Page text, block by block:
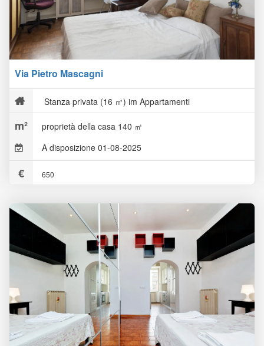
Via Pietro Mascagni
Stanza privata (16 ㎡) im Appartamenti
proprietà della casa 140 ㎡
A disposizione 01-08-2025
650